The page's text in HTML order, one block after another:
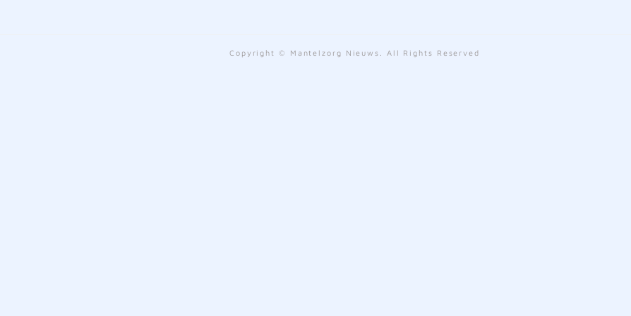
Copyright © Mantelzorg Nieuws. All Rights Reserved